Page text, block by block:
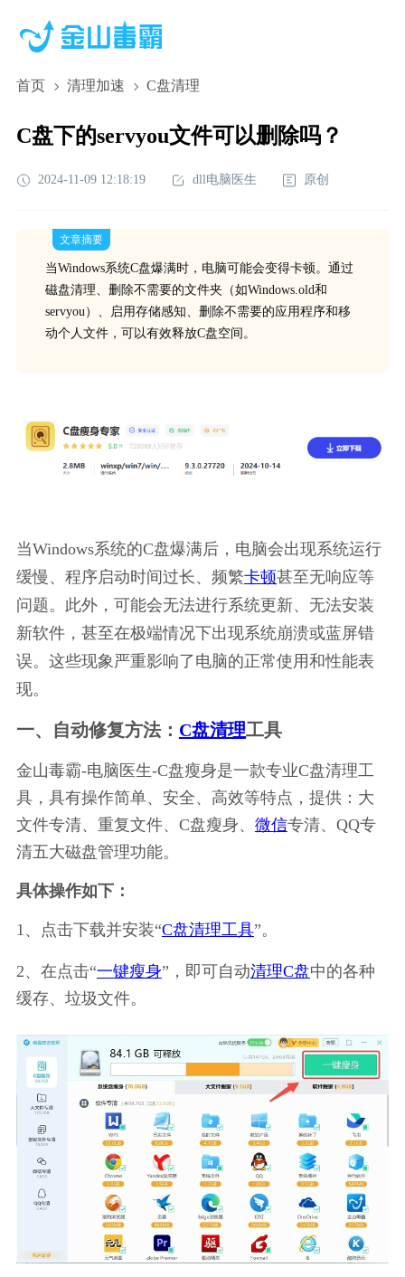
首页 清理加速 C盘清理
C盘下的servyou文件可以删除吗？
2024-11-09 12:18:19 dll电脑医生 原创
文章摘要
当Windows系统C盘爆满时，电脑可能会变得卡顿。通过
磁盘清理、删除不需要的文件夹（如Windows.old和
servyou）、启用存储感知、删除不需要的应用程序和移
动个人文件，可以有效释放C盘空间。
当Windows系统的C盘爆满后，电脑会出现系统运行
缓慢、程序启动时间过长、频繁卡顿甚至无响应等
问题。此外，可能会无法进行系统更新、无法安装
新软件，甚至在极端情况下出现系统崩溃或蓝屏错
误。这些现象严重影响了电脑的正常使用和性能表
现。
一、自动修复方法： C盘清理工具
金山毒霸-电脑医生-C盘瘦身是一款专业C盘清理工
具，具有操作简单、安全、高效等特点，提供：大
文件专清、重复文件、C盘瘦身、 微信专清、QQ专
清五大磁盘管理功能。
具体操作如下：
1、点击下载并安装“C盘清理工具”。
2、在点击“一键瘦身”，即可自动清理C盘中的各种
缓存、垃圾文件。